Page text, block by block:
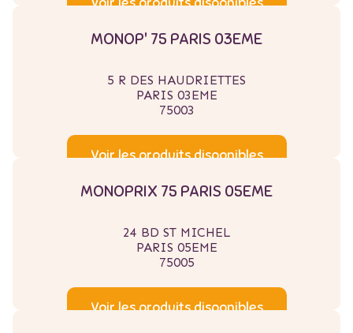
MONOP' 75 PARIS 03EME
5 R DES HAUDRIETTES
PARIS 03EME
75003
Voir les produits disponibles
MONOPRIX 75 PARIS 05EME
24 BD ST MICHEL
PARIS 05EME
75005
Voir les produits disponibles